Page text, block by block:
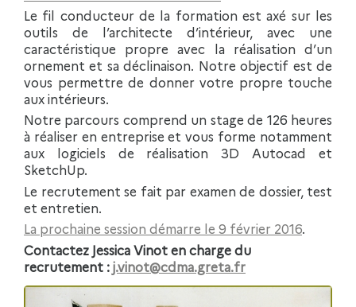
Le fil conducteur de la formation est axé sur les
outils de l’architecte d’intérieur, avec une
caractéristique propre avec la réalisation d’un
ornement et sa déclinaison. Notre objectif est de
vous permettre de donner votre propre touche
aux intérieurs.
Notre parcours comprend un stage de 126 heures
à réaliser en entreprise et vous forme notamment
aux logiciels de réalisation 3D Autocad et
SketchUp.
Le recrutement se fait par examen de dossier, test
et entretien.
La prochaine session démarre le 9 février 2016.
Contactez Jessica Vinot en charge du
recrutement :j.vinot@cdma.greta.fr